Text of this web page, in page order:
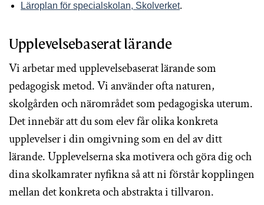
Läroplan för specialskolan, Skolverket.
Upplevelsebaserat lärande
Vi arbetar med upplevelsebaserat lärande som
pedagogisk metod. Vi använder ofta naturen,
skolgården och närområdet som pedagogiska uterum.
Det innebär att du som elev får olika konkreta
upplevelser i din omgivning som en del av ditt
lärande. Upplevelserna ska motivera och göra dig och
dina skolkamrater nyfikna så att ni förstår kopplingen
mellan det konkreta och abstrakta i tillvaron.